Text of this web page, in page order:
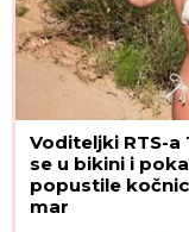
Voditeljki RTS-a
se u bikini i
popustile
mar